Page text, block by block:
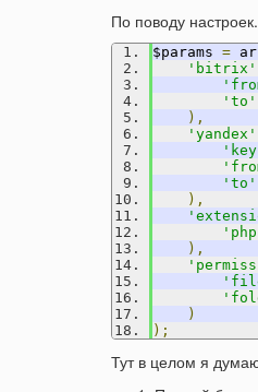
По поводу
$params =
'bitrix'
'to'
),
'yandex'
'to'
),
),
)
);
Тут в целом я